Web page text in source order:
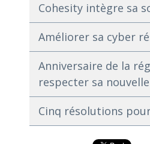
Cohesity intègre sa
Améliorer sa cyber
Anniversaire de la
respecter sa
Cinq résolutions